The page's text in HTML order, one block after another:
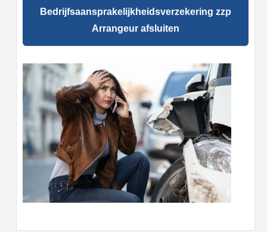
Bedrijfsaansprakelijkheidsverzekering zzp
Arrangeur afsluiten